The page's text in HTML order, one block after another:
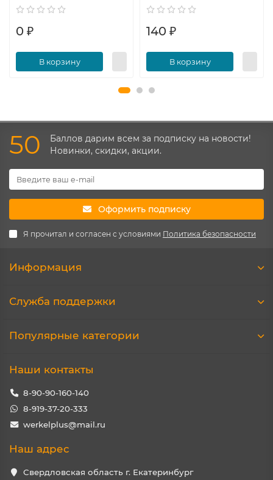
0 ₽
В корзину
140 ₽
В корзину
50
Баллов дарим всем за подписку на новости!
Новинки, скидки, акции.
Оформить подписку
Я прочитал и согласен с условиями Политика безопасности
Информация
Служба поддержки
Популярные категории
Наши контакты
8-90-90-160-140
8-919-37-20-333
werkelplus@mail.ru
Наш адрес
Свердловская область г. Екатеринбург